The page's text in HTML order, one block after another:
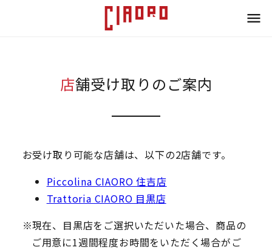
店舗受け取りのご案内
お受け取り可能な店舗は、以下の2店舗です。
Piccolina CIAORO 住吉店
Trattoria CIAORO 目黒店
現在、目黒店をご選択いただいた場合、商品の
ご用意に1週間程度お時間をいただく場合がご